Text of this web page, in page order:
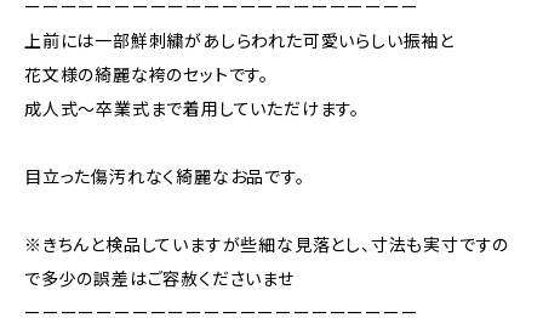
ーーーーーーーーーーーーーーーーーーーーーー
上前には一部鮮刺繍があしらわれた可愛いらしい振袖と
花文様の綺麗な袴のセットです。
成人式〜卒業式まで着用していただけます。
目立った傷汚れなく綺麗なお品です。
※きちんと検品していますが些細な見落とし、寸法も実寸ですの
で多少の誤差はご容赦くださいませ
ーーーーーーーーーーーーーーーーーーーーーー